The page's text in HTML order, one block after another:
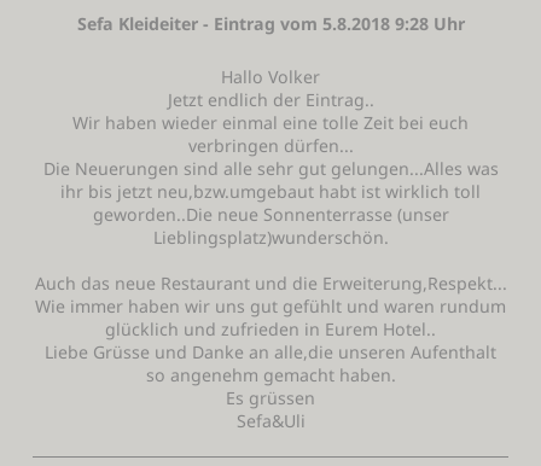
Sefa Kleideiter - Eintrag vom 5.8.2018 9:28 Uhr
Hallo Volker
Jetzt endlich der Eintrag..
Wir haben wieder einmal eine tolle Zeit bei euch
verbringen dürfen...
Die Neuerungen sind alle sehr gut gelungen...Alles was
ihr bis jetzt neu,bzw.umgebaut habt ist wirklich toll
geworden..Die neue Sonnenterrasse (unser
Lieblingsplatz)wunderschön.
Auch das neue Restaurant und die Erweiterung,Respekt...
Wie immer haben wir uns gut gefühlt und waren rundum
glücklich und zufrieden in Eurem Hotel..
Liebe Grüsse und Danke an alle,die unseren Aufenthalt
so angenehm gemacht haben.
Es grüssen
Sefa&Uli